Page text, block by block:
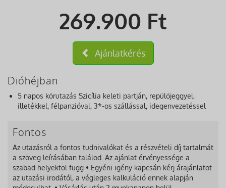
269.900 Ft
Ajánlatkérés
Dióhéjban
5 napos körutazás Szicília keleti partján, repülőjeggyel,
illetékkel, félpanzióval, 3*-os szállással, idegenvezetéssel
Fontos
Az utazásról a fontos tudnivalókat és a részvételi díj tartalmát
a szöveg leírásában találod. Az ajánlat érvényessége a
szabad helyektől függ • Egyéni igény kapcsán kérj árajánlatot
az utazási irodától, a végleges kalkuláció ennek alapján